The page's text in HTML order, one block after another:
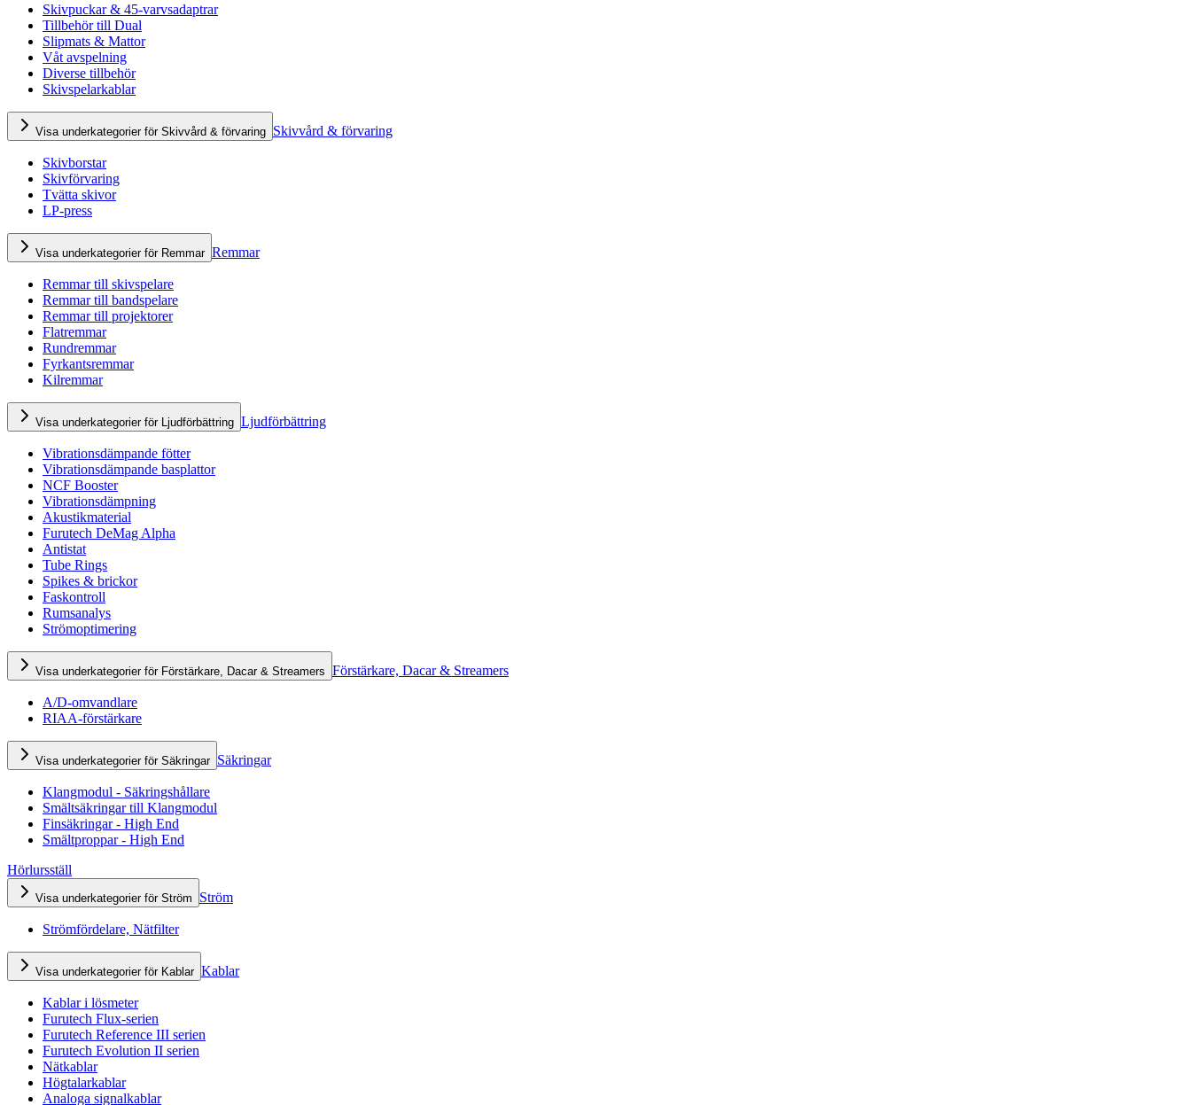
Skivpuckar & 45-varvsadaptrar
Tillbehör till Dual
Slipmats & Mattor
Våt avspelning
Diverse tillbehör
Skivspelarkablar
Visa underkategorier för Skivvård & förvaring Skivvård & förvaring
Skivborstar
Skivförvaring
Tvätta skivor
LP-press
Visa underkategorier för Remmar Remmar
Remmar till skivspelare
Remmar till bandspelare
Remmar till projektorer
Flatremmar
Rundremmar
Fyrkantsremmar
Kilremmar
Visa underkategorier för Ljudförbättring Ljudförbättring
Vibrationsdämpande fötter
Vibrationsdämpande basplattor
NCF Booster
Vibrationsdämpning
Akustikmaterial
Furutech DeMag Alpha
Antistat
Tube Rings
Spikes & brickor
Faskontroll
Rumsanalys
Strömoptimering
Visa underkategorier för Förstärkare, Dacar & Streamers Förstärkare, Dacar & Streamers
A/D-omvandlare
RIAA-förstärkare
Visa underkategorier för Säkringar Säkringar
Klangmodul - Säkringshållare
Smältsäkringar till Klangmodul
Finsäkringar - High End
Smältproppar - High End
Hörlursställ
Visa underkategorier för Ström Ström
Strömfördelare, Nätfilter
Visa underkategorier för Kablar Kablar
Kablar i lösmeter
Furutech Flux-serien
Furutech Reference III serien
Furutech Evolution II serien
Nätkablar
Högtalarkablar
Analoga signalkablar